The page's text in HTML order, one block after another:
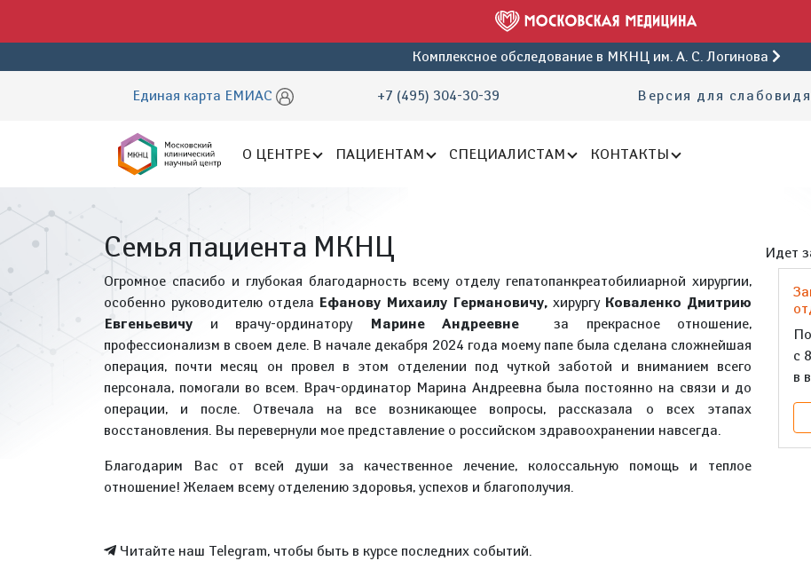
Комплексное обследование в МКНЦ им. А. С. Логинова
Единая карта ЕМИАС +7 (495) 304-30-39 Версия для
О ЦЕНТРЕ ПАЦИЕНТАМ СПЕЦИАЛИСТАМ КОНТАКТЫ
Семья пациента МКНЦ
Огромное спасибо и глубокая благодарность всему отделу гепатопанкреатобилиарной хирургии,
особенно руководителю отдела Ефанову Михаилу Германовичу, хирургу Коваленко Дмитрию
Евгеньевичу и врачу-ординатору Марине Андреевне за прекрасное отношение,
профессионализм в своем деле. В начале декабря 2024 года моему папе была сделана сложнейшая
операция, почти месяц он провел в этом отделении под чуткой заботой и вниманием всего
персонала, помогали во всем. Врач-ординатор Марина Андреевна была постоянно на связи и до
операции, и после. Отвечала на все возникающее вопросы, рассказала о всех этапах
восстановления. Вы перевернули мое представление о российском здравоохранении навсегда.
Благодарим Вас от всей души за качественное лечение, колоссальную помощь и теплое
отношение! Желаем всему отделению здоровья, успехов и благополучия.
Читайте наш Telegram, чтобы быть в курсе последних событий.
Идет
с
в